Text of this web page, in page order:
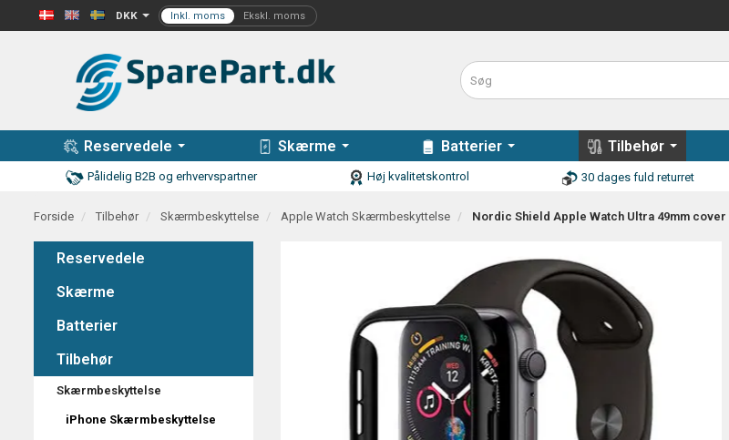
DKK
Reservedele Skærme Batterier Tilbehør
Pålidelig B2B og erhvervspartner Høj kvalitetskontrol 30 dages fuld returret
Forside Tilbehør Skærmbeskyttelse Apple Watch Skærmbeskyttelse Nordic Shield Apple Watch Ultra 49mm
Reservedele
Skærme
Batterier
Tilbehør
Skærmbeskyttelse
iPhone Skærmbeskyttelse